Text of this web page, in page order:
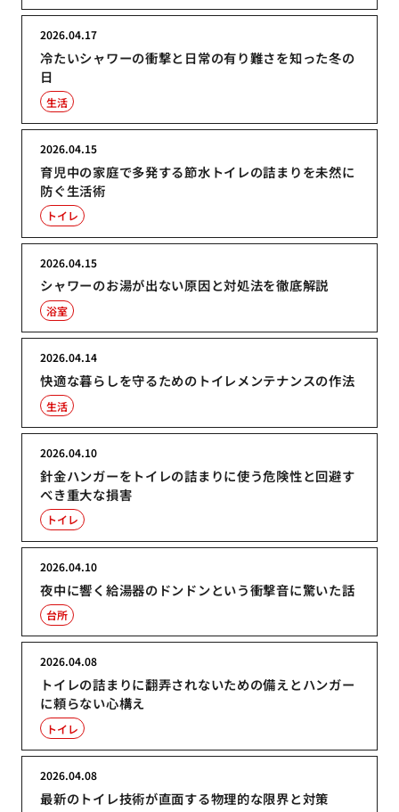
冷たいシャワーの衝撃と日常の有り難さを知った冬の
日
2026.04.17
生活
育児中の家庭で多発する節水トイレの詰まりを未然に
防ぐ生活術
2026.04.15
トイレ
シャワーのお湯が出ない原因と対処法を徹底解説
2026.04.15
浴室
快適な暮らしを守るためのトイレメンテナンスの作法
2026.04.14
生活
針金ハンガーをトイレの詰まりに使う危険性と回避す
べき重大な損害
2026.04.10
トイレ
夜中に響く給湯器のドンドンという衝撃音に驚いた話
2026.04.10
台所
トイレの詰まりに翻弄されないための備えとハンガー
に頼らない心構え
2026.04.08
トイレ
最新のトイレ技術が直面する物理的な限界と対策
2026.04.08